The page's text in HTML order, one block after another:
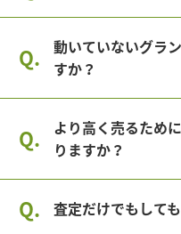
動いていないグラ
すか？
より高く売るため
りますか？
査定だけでもして